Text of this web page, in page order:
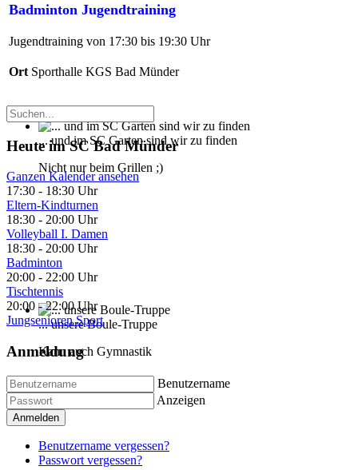
... und im SC Garten sind wir zu finden
Nicht nur beim Grillen ;)
... unsere Boule-Truppe
Kann auch Gymnastik
Badminton Jugendtraining
Jugendtraining von 17:30 bis 19:30 Uhr
Ort Sporthalle KGS Bad Münder
Heute im SC Bad Münder
Ganzen Kalender ansehen
17:30 - 18:30 Uhr
Eltern-Kindturnen
18:30 - 20:00 Uhr
Volleyball I. Damen
18:30 - 20:00 Uhr
Badminton
20:00 - 22:00 Uhr
Tischtennis
20:00 -22:00 Uhr
Jungsenioren Sport
Anmeldung
Benutzername
Anzeigen
Anmelden
Benutzername vergessen?
Passwort vergessen?